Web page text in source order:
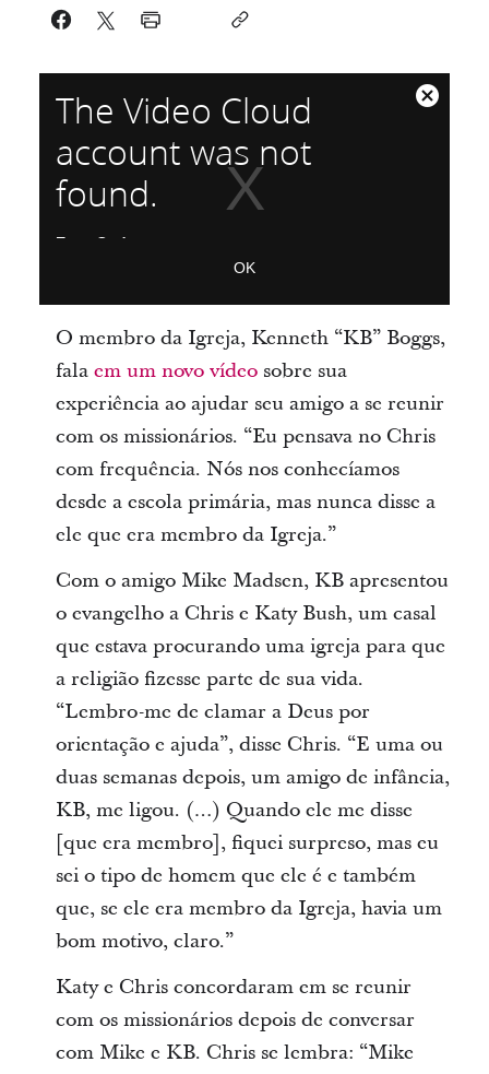
The Video Cloud
account was not
found.
Error Code:
VIDEO_CLOUD_ERR_ACCOUNT_NOT_FOUND
ID:vjs_video_3
OK
Close
O membro da Igreja, Kenneth “KB” Boggs,
fala em um novo vídeosobre sua
experiência ao ajudar seu amigo a se reunir
com os missionários. “Eu pensava no Chris
com frequência. Nós nos conhecíamos
desde a escola primária, mas nunca disse a
ele que era membro da Igreja.”
Com o amigo Mike Madsen, KB apresentou
o evangelho a Chris e Katy Bush, um casal
que estava procurando uma igreja para que
a religião fizesse parte de sua vida.
“Lembro-me de clamar a Deus por
orientação e ajuda”, disse Chris. “E uma ou
duas semanas depois, um amigo de infância,
KB, me ligou. (…) Quando ele me disse
[que era membro], fiquei surpreso, mas eu
sei o tipo de homem que ele é e também
que, se ele era membro da Igreja, havia um
bom motivo, claro.”
Katy e Chris concordaram em se reunir
com os missionários depois de conversar
com Mike e KB. Chris se lembra: “Mike